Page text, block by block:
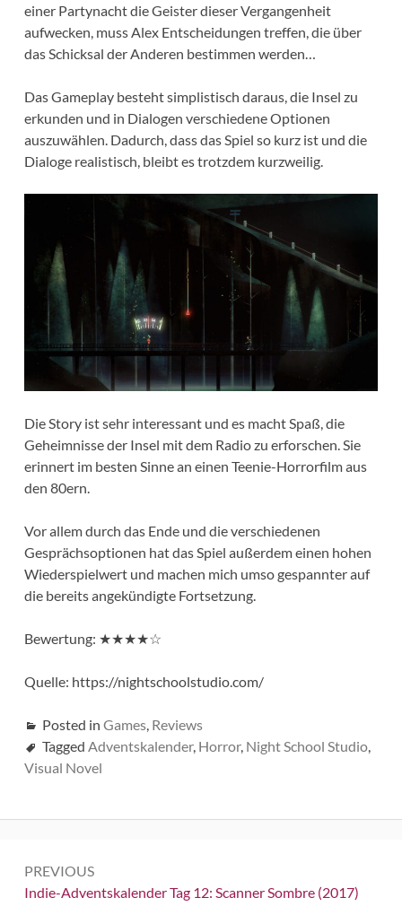
einer Partynacht die Geister dieser Vergangenheit
aufwecken, muss Alex Entscheidungen treffen, die über
das Schicksal der Anderen bestimmen werden…
Das Gameplay besteht simplistisch daraus, die Insel zu
erkunden und in Dialogen verschiedene Optionen
auszuwählen. Dadurch, dass das Spiel so kurz ist und die
Dialoge realistisch, bleibt es trotzdem kurzweilig.
Die Story ist sehr interessant und es macht Spaß, die
Geheimnisse der Insel mit dem Radio zu erforschen. Sie
erinnert im besten Sinne an einen Teenie-Horrorfilm aus
den 80ern.
Vor allem durch das Ende und die verschiedenen
Gesprächsoptionen hat das Spiel außerdem einen hohen
Wiederspielwert und machen mich umso gespannter auf
die bereits angekündigte Fortsetzung.
Bewertung: ★★★★☆
Quelle: https://nightschoolstudio.com/
Posted in Games, Reviews
Tagged Adventskalender, Horror, Night School Studio,
Visual Novel
Navigation
PREVIOUS
Previous:
Indie-Adventskalender Tag 12: Scanner Sombre (2017)